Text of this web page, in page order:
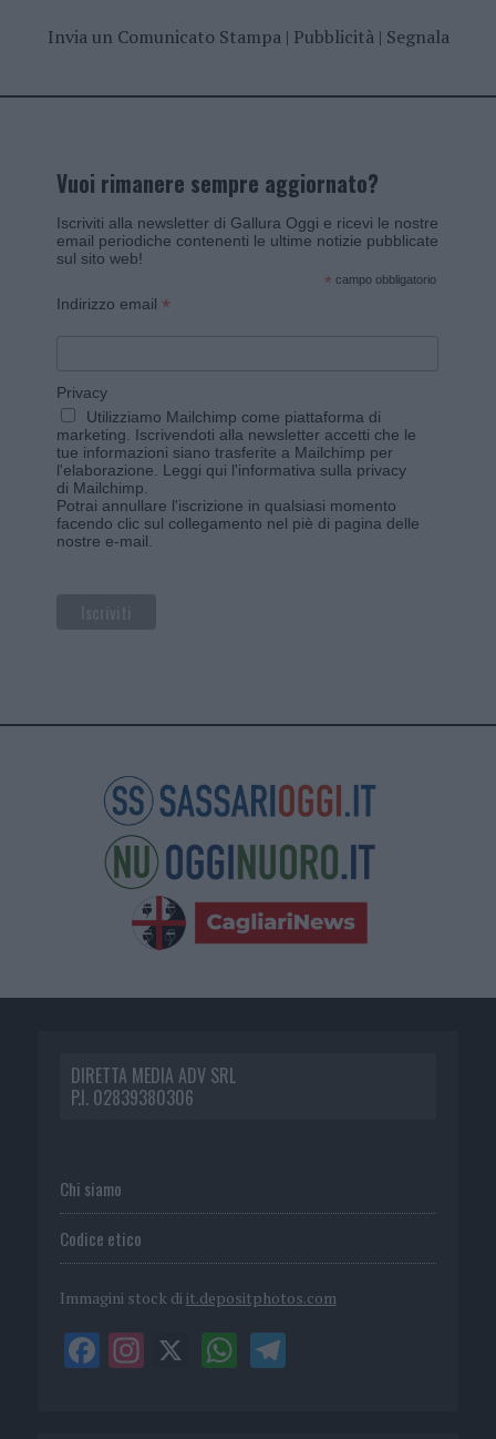
Invia un Comunicato Stampa| Pubblicità| Segnala
Vuoi rimanere sempre aggiornato?
Iscriviti alla newsletter di Gallura Oggi e ricevi le nostre
email periodiche contenenti le ultime notizie pubblicate
sul sito web!
* campo obbligatorio
Indirizzo email *
Privacy
Utilizziamo Mailchimp come piattaforma di
marketing. Iscrivendoti alla newsletter accetti che le
tue informazioni siano trasferite a Mailchimp per
l'elaborazione. Leggi qui l'informativa sulla privacy
di Mailchimp
Potrai annullare l'iscrizione in qualsiasi momento
facendo clic sul collegamento nel piè di pagina delle
nostre e-mail.
DIRETTA MEDIA ADV SRL
P.I. 02839380306
Chi siamo
Codice etico
Immagini stock di it.depositphotos.com